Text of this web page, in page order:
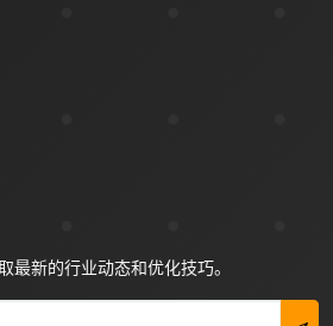
最新的行业动态和优化技巧。